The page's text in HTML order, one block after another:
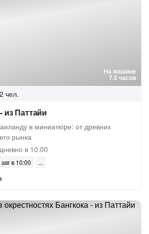
На машине
7.5 часов
чел.
Паттайи
в миниатюре: от древних
рынка
в 10:00
в 10:00